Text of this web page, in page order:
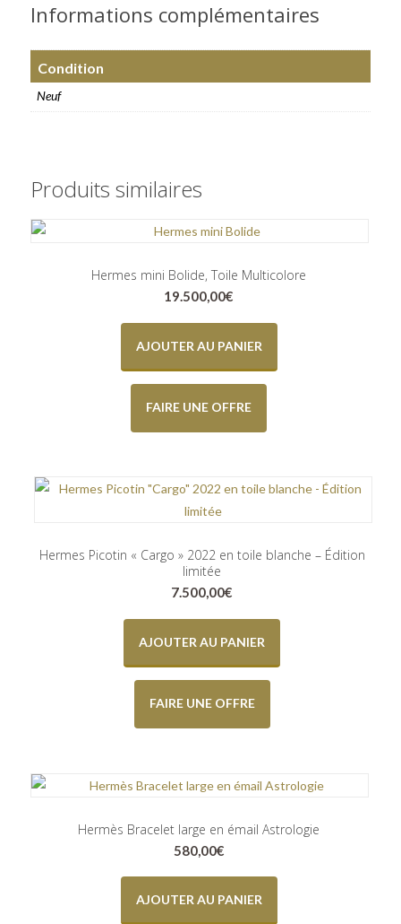
Informations complémentaires
Condition
Neuf
Produits similaires
Hermes mini Bolide, Toile Multicolore
19.500,00€
AJOUTER AU PANIER
FAIRE UNE OFFRE
Hermes Picotin « Cargo » 2022 en toile blanche – Édition
limitée
7.500,00€
AJOUTER AU PANIER
FAIRE UNE OFFRE
Hermès Bracelet large en émail Astrologie
580,00€
AJOUTER AU PANIER